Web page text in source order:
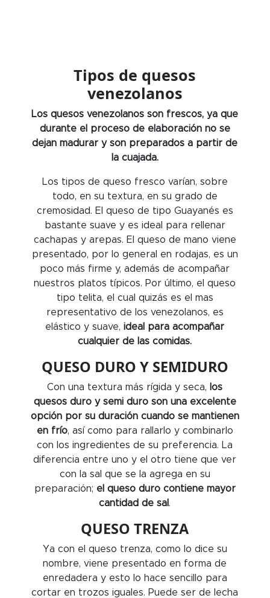
Tipos de quesos
venezolanos
Los quesos venezolanos son frescos, ya que
durante el proceso de elaboración no se
dejan madurar y son preparados a partir de
la cuajada.
Los tipos de queso fresco varían, sobre
todo, en su textura, en su grado de
cremosidad. El queso de tipo Guayanés es
bastante suave y es ideal para rellenar
cachapas y arepas. El queso de mano viene
presentado, por lo general en rodajas, es un
poco más firme y, además de acompañar
nuestros platos típicos. Por último, el queso
tipo telita, el cual quizás es el mas
representativo de los venezolanos, es
elástico y suave, ideal para acompañar
cualquier de las comidas.
QUESO DURO Y SEMIDURO
Con una textura más rígida y seca, los
quesos duro y semi duro son una excelente
opción por su duración cuando se mantienen
en frío, así como para rallarlo y combinarlo
con los ingredientes de su preferencia. La
diferencia entre uno y el otro tiene que ver
con la sal que se la agrega en su
preparación; el queso duro contiene mayor
cantidad de sal .
QUESO TRENZA
Ya con el queso trenza, como lo dice su
nombre, viene presentado en forma de
enredadera y esto lo hace sencillo para
cortar en trozos iguales. Puede ser de lecha